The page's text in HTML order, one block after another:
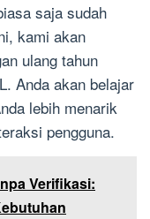
saja sudah
kami akan
ulang tahun
Anda akan belajar
lebih menarik
pengguna.
Verifikasi: